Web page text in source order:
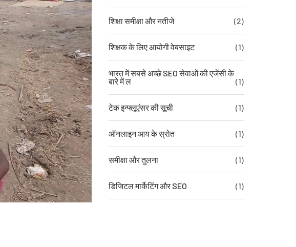
शिक्षा समीक्षा और नतीजे (2)
शिक्षक के लिए आयोगी वेबसाइट (1)
भारत में सबसे अच्छे SEO सेवाओं की एजेंसी के
बारे में ल
(1)
टेक इन्फ्लूएंसर की सूची (1)
ऑनलाइन आय के स्रोत (1)
समीक्षा और तुलना (1)
डिजिटल मार्केटिंग और SEO (1)